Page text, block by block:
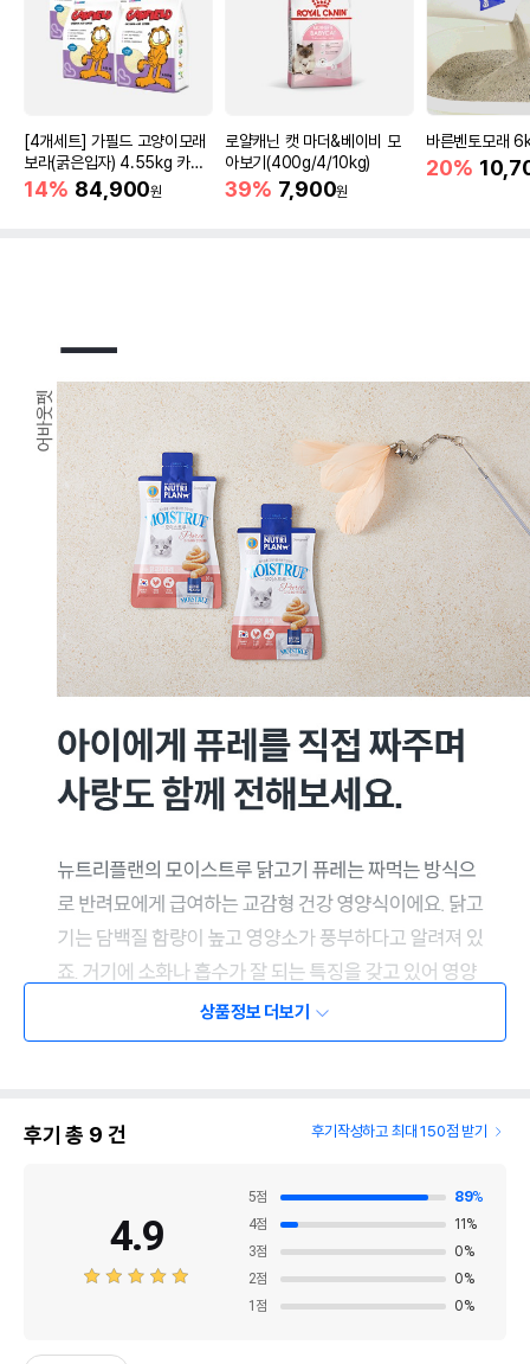
[4개세트] 가필드 고양이모래
보라(굵은입자) 4.55kg 카사
바모래
14% 84,900원
로얄캐닌 캣 마더&베이비 모
아보기(400g/4/10kg)
39% 7,900원
바른벤토모래
20%
상품정보 더보기
후기 총 9 건 후기작성하고 최대 150점 받기
4.9
5점 89%
4점 11 %
3점 0%
2점 0%
1 점 0%